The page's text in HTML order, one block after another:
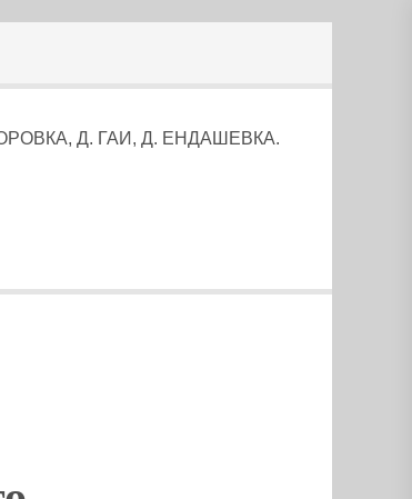
Д. ГАИ, Д. ЕНДАШЕВКА.